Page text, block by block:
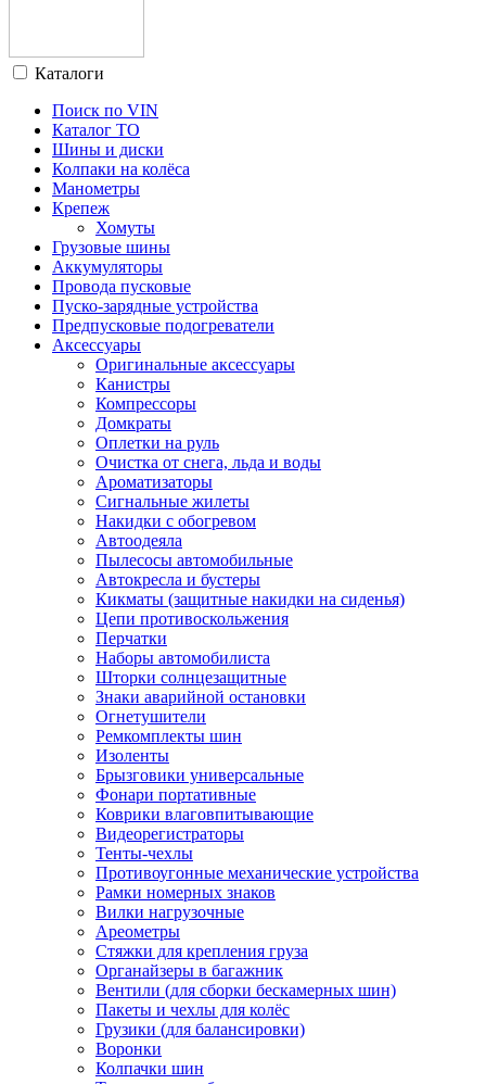
Каталоги
Поиск по VIN
Каталог ТО
Шины и диски
Колпаки на колёса
Манометры
Крепеж
Хомуты
Грузовые шины
Аккумуляторы
Провода пусковые
Пуско-зарядные устройства
Предпусковые подогреватели
Аксессуары
Оригинальные аксессуары
Канистры
Компрессоры
Домкраты
Оплетки на руль
Очистка от снега, льда и воды
Ароматизаторы
Сигнальные жилеты
Накидки с обогревом
Автоодеяла
Пылесосы автомобильные
Автокресла и бустеры
Кикматы (защитные накидки на сиденья)
Цепи противоскольжения
Перчатки
Наборы автомобилиста
Шторки солнцезащитные
Знаки аварийной остановки
Огнетушители
Ремкомплекты шин
Изоленты
Брызговики универсальные
Фонари портативные
Коврики влаговпитывающие
Видеорегистраторы
Тенты-чехлы
Противоугонные механические устройства
Рамки номерных знаков
Вилки нагрузочные
Ареометры
Стяжки для крепления груза
Органайзеры в багажник
Вентили (для сборки бескамерных шин)
Пакеты и чехлы для колёс
Грузики (для балансировки)
Воронки
Колпачки шин